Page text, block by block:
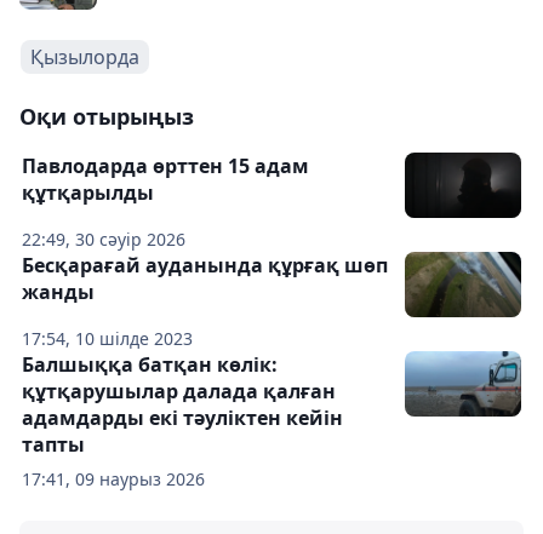
Қызылорда
Оқи отырыңыз
22:49, 30 сәуір 2026
Павлодарда өрттен 15 адам
құтқарылды
17:54, 10 шілде 2023
Бесқарағай ауданында құрғақ шөп
жанды
17:41, 09 наурыз 2026
Балшыққа батқан көлік:
құтқарушылар далада қалған
адамдарды екі тәуліктен кейін
тапты